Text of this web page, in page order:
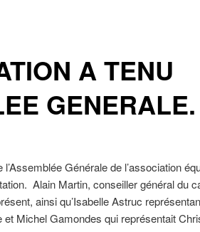
A TENU
GENERALE.
Générale de l’association
Alain Martin, conseiller général du
ainsi qu’Isabelle Astruc
Michel Gamondes qui représentait